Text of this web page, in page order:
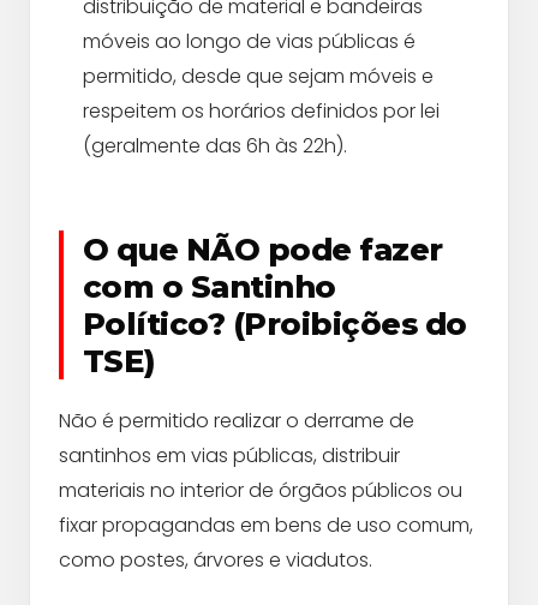
distribuição de material e bandeiras
móveis ao longo de vias públicas é
permitido, desde que sejam móveis e
respeitem os horários definidos por lei
(geralmente das 6h às 22h).
O que NÃO pode fazer
com o Santinho
Político? (Proibições do
TSE)
Não é permitido realizar o derrame de
santinhos em vias públicas, distribuir
materiais no interior de órgãos públicos ou
fixar propagandas em bens de uso comum,
como postes, árvores e viadutos.